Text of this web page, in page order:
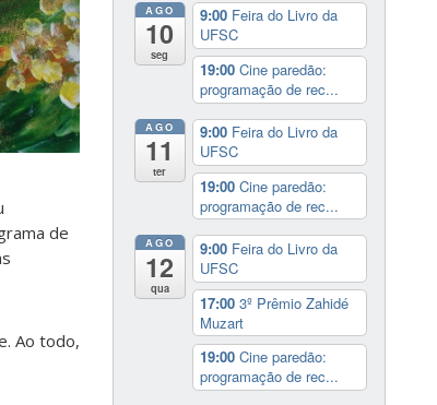
de
Ao todo,
AGO
10
seg
9:00 Feira do Livro da
UFSC
19:00 Cine paredão:
programação de rec...
AGO
11
ter
9:00 Feira do Livro da
UFSC
19:00 Cine paredão:
programação de rec...
AGO
12
qua
9:00 Feira do Livro da
UFSC
17:00 3º Prêmio Zahidé
Muzart
19:00 Cine paredão:
programação de rec...